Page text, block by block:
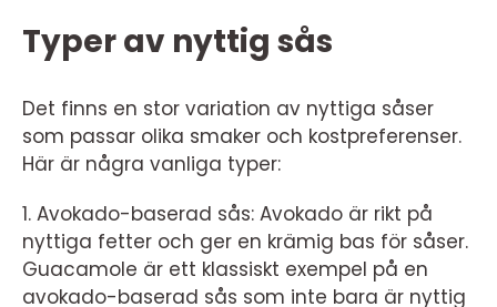
Typer av nyttig sås
Det finns en stor variation av nyttiga såser
som passar olika smaker och kostpreferenser.
Här är några vanliga typer:
1. Avokado-baserad sås: Avokado är rikt på
nyttiga fetter och ger en krämig bas för såser.
Guacamole är ett klassiskt exempel på en
avokado-baserad sås som inte bara är nyttig